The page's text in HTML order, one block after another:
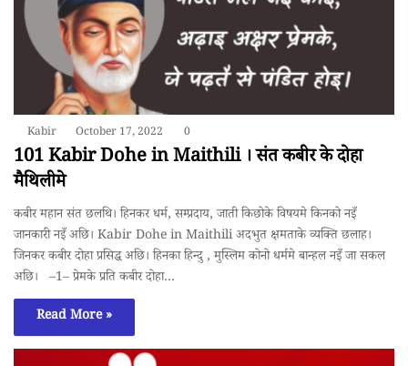
Kabir October 17, 2022 0
101 Kabir Dohe in Maithili । संत कबीर के दाेहा
मैथिलीमे
कबीर महान संत छलथि। हिनकर धर्म, सम्प्रदाय, जाती किछोके विषयमे किनको नइँ
जानकारी नइँ अछि। Kabir Dohe in Maithili अदभुत क्षमताके व्यक्ति छलाह।
जिनकर कबीर दोहा प्रसिद्ध अछि। हिनका हिन्दु , मुस्लिम कोनो धर्ममे बान्हल नइँ जा सकल
अछि। –1– प्रेमके प्रति कबीर दोहा…
Read More »